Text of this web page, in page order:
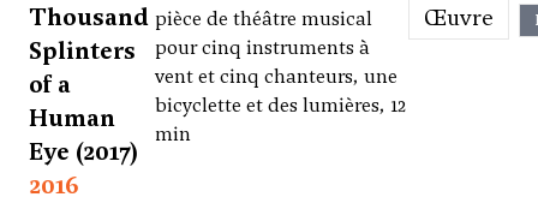
Thousand
Splinters
of a
Human
Eye (2017)
pièce de théâtre musical
pour cinq instruments à
vent et cinq chanteurs, une
bicyclette et des lumières, 12
min
Œuvre
2016